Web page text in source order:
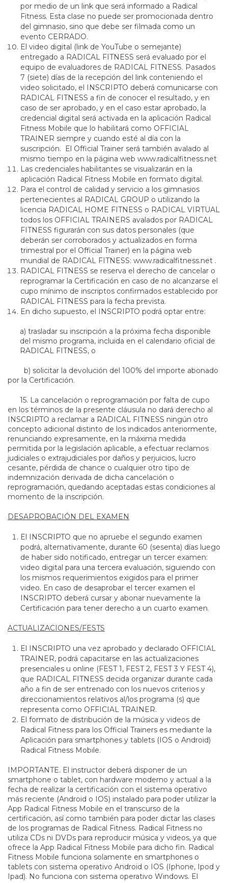
por medio de un link que será informado a Radical
Fitness. Esta clase no puede ser promocionada dentro
del gimnasio, sino que debe ser filmada como un
evento CERRADO.
El video digital (link de YouTube o semejante)
entregado a RADICAL FITNESS será evaluado por el
equipo de evaluadores de RADICAL FITNESS. Pasados
7 (siete) días de la recepción del link conteniendo el
video solicitado, el INSCRIPTO deberá comunicarse con
RADICAL FITNESS a fin de conocer el resultado, y en
caso de ser aprobado, y en el caso estar aprobado, la
credencial digital será activada en la aplicación Radical
Fitness Mobile que lo habilitará como OFFICIAL
TRAINER siempre y cuando esté al día con la
suscripción. El Official Trainer será también avalado al
mismo tiempo en la página web www.radicalfitness.net
Las credenciales habilitantes se visualizarán en la
aplicación Radical Fitness Mobile en formato digital.
Para el control de calidad y servicio a los gimnasios
pertenecientes al RADICAL GROUP o utilizando la
licencia RADICAL HOME FITNESS o RADICAL VIRTUAL
todos los OFFICIAL TRAINERS avalados por RADICAL
FITNESS figurarán con sus datos personales (que
deberán ser corroborados y actualizados en forma
trimestral por el Official Trainer) en la página web
mundial de RADICAL FITNESS: www.radicalfitness.net .
RADICAL FITNESS se reserva el derecho de cancelar o
reprogramar la Certificación en caso de no alcanzarse el
cupo mínimo de inscriptos confirmados establecido por
RADICAL FITNESS para la fecha prevista.
En dicho supuesto, el INSCRIPTO podrá optar entre:
a) trasladar su inscripción a la próxima fecha disponible
del mismo programa, incluida en el calendario oficial de
RADICAL FITNESS, o
b) solicitar la devolución del 100% del importe abonado
por la Certificación.
15. La cancelación o reprogramación por falta de cupo
en los términos de la presente cláusula no dará derecho al
INSCRIPTO a reclamar a RADICAL FITNESS ningún otro
concepto adicional distinto de los indicados anteriormente,
renunciando expresamente, en la máxima medida
permitida por la legislación aplicable, a efectuar reclamos
judiciales o extrajudiciales por daños y perjuicios, lucro
cesante, pérdida de chance o cualquier otro tipo de
indemnización derivada de dicha cancelación o
reprogramación, quedando aceptadas estas condiciones al
momento de la inscripción.
DESAPROBACIÓN DEL EXAMEN
El INSCRIPTO que no apruebe el segundo examen
podrá, alternativamente, durante 60 (sesenta) días luego
de haber sido notificado, entregar un tercer examen:
video digital para una tercera evaluación, siguiendo con
los mismos requerimientos exigidos para el primer
video. En caso de desaprobar el tercer examen el
INSCRIPTO deberá cursar y abonar nuevamente la
Certificación para tener derecho a un cuarto examen.
ACTUALIZACIONES/FESTS
El INSCRIPTO una vez aprobado y declarado OFFICIAL
TRAINER, podrá capacitarse en las actualizaciones
presenciales u online (FEST 1, FEST 2, FEST 3 Y FEST 4),
que RADICAL FITNESS decida organizar durante cada
año a fin de ser entrenado con los nuevos criterios y
direccionamientos relativos al/los programa (s) que
representa como OFFICIAL TRAINER.
El formato de distribución de la música y videos de
Radical Fitness para los Official Trainers es mediante la
Aplicación para smartphones y tablets (IOS o Android)
Radical Fitness Mobile.
IMPORTANTE. El instructor deberá disponer de un
smartphone o tablet, con hardware moderno y actual a la
fecha de realizar la certificación con el sistema operativo
más reciente (Android o IOS) instalado para poder utilizar la
App Radical Fitness Mobile en el transcurso de la
certificación, así como también para poder dictar las clases
de los programas de Radical Fitness. Radical Fitness no
utiliza CDs ni DVDs para reproducir música y videos, ya que
ofrece la App Radical Fitness Mobile para dicho fin. Radical
Fitness Mobile funciona solamente en smartphones o
tablets con sistema operativo Android o IOS (Iphone, Ipod y
Ipad). No funciona con sistema operativo Windows. El